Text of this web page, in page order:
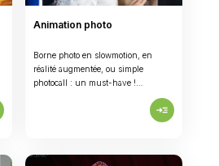
Animation photo
Borne photo en slowmotion, en
réalité augmentée, ou simple
photocall : un must-have !…
read_more